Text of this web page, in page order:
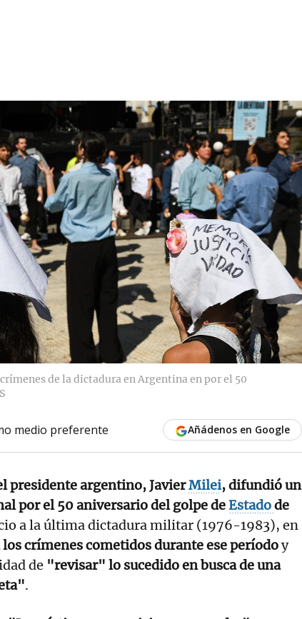
de la dictadura en Argentina en por el 50
medio preferente Añádenos en Google
presidente argentino, JavierMilei, difundió un
por el 50 aniversario del golpe deEstadode
a la última dictadura militar (1976-1983), en
crímenes cometidos durante ese períodoy
de "revisar" lo sucedido en busca de una
.